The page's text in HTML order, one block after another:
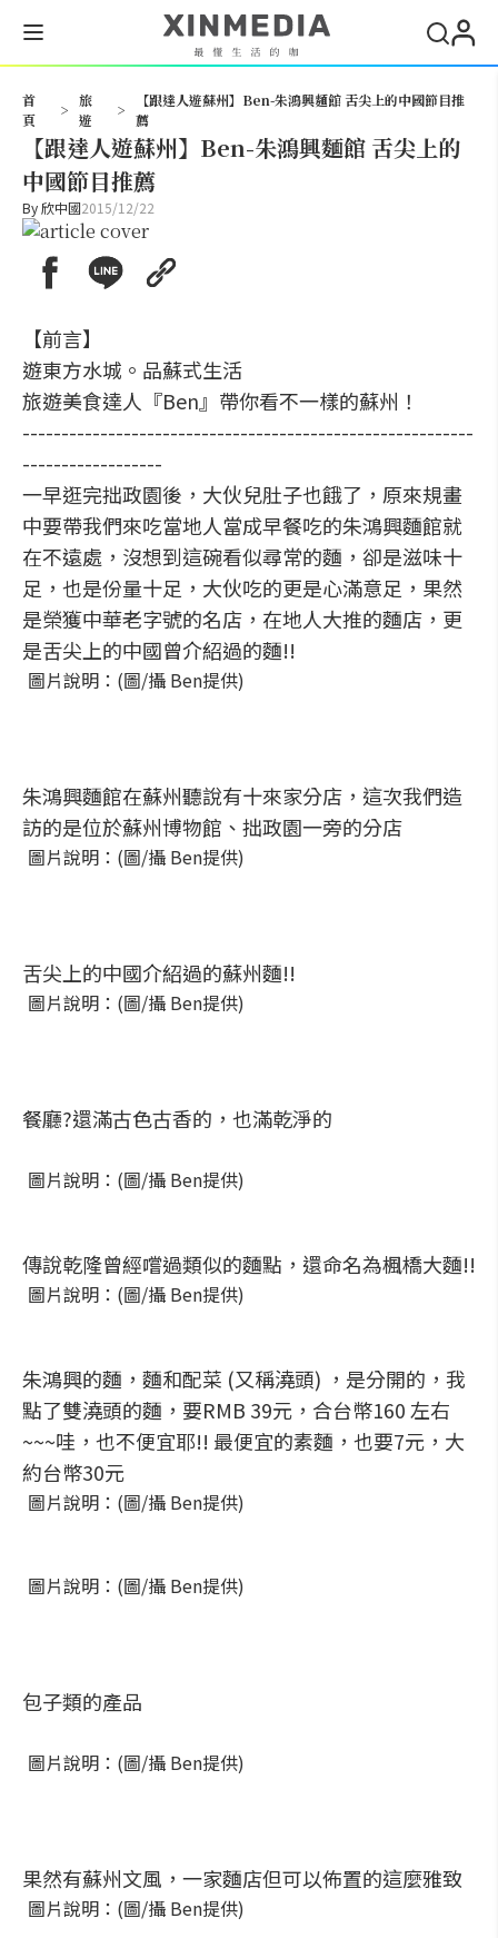
首
頁
>
旅
遊
>
【跟達人遊蘇州】Ben-朱鴻興麵館 舌尖上的中國節目推
薦
【跟達人遊蘇州】Ben-朱鴻興麵館 舌尖上的
中國節目推薦
By欣中國2015/12/22
【前言】
遊東方水城。品蘇式生活
旅遊美食達人『Ben』帶你看不一樣的蘇州！
----------------------------------------------------------
------------------
一早逛完拙政園後，大伙兒肚子也餓了，原來規畫
中要帶我們來吃當地人當成早餐吃的朱鴻興麵館就
在不遠處，沒想到這碗看似尋常的麵，卻是滋味十
足，也是份量十足，大伙吃的更是心滿意足，果然
是榮獲中華老字號的名店，在地人大推的麵店，更
是舌尖上的中國曾介紹過的麵!!
圖片說明：(圖/攝 Ben提供)
朱鴻興麵館在蘇州聽說有十來家分店，這次我們造
訪的是位於蘇州博物館、拙政園一旁的分店
圖片說明：(圖/攝 Ben提供)
舌尖上的中國介紹過的蘇州麵!!
圖片說明：(圖/攝 Ben提供)
餐廳?還滿古色古香的，也滿乾淨的
圖片說明：(圖/攝 Ben提供)
傳說乾隆曾經嚐過類似的麵點，還命名為楓橋大麵!!
圖片說明：(圖/攝 Ben提供)
朱鴻興的麵，麵和配菜 (又稱澆頭) ，是分開的，我
點了雙澆頭的麵，要RMB 39元，合台幣160 左右
~~~哇，也不便宜耶!! 最便宜的素麵，也要7元，大
約台幣30元
圖片說明：(圖/攝 Ben提供)
圖片說明：(圖/攝 Ben提供)
包子類的產品
圖片說明：(圖/攝 Ben提供)
果然有蘇州文風，一家麵店但可以佈置的這麼雅致
圖片說明：(圖/攝 Ben提供)